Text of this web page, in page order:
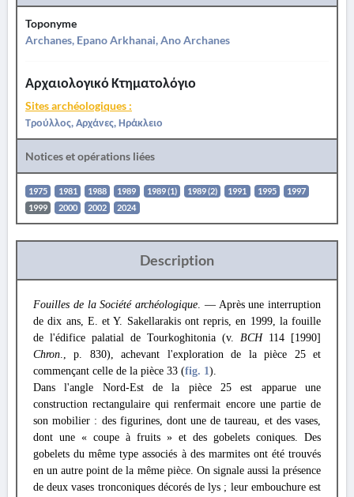
Toponyme
Archanes, Epano Arkhanai, Ano Archanes
Αρχαιολογικό Κτηματολόγιο
Sites archéologiques :
Τρούλλος, Αρχάνες, Ηράκλειο
Notices et opérations liées
1975 1981 1988 1989 1989 (1) 1989 (2) 1991 1995
1997
1999
2000 2002 2024
Description
Fouilles de la Société archéologique. — Après une interruption
de dix ans, E. et Y. Sakellarakis ont repris, en 1999, la fouille
de l'édifice palatial de Tourkoghitonia (v. BCH 114 [1990]
Chron., p. 830), achevant l'exploration de la pièce 25 et
commençant celle de la pièce 33 (fig. 1).
Dans l'angle Nord-Est de la pièce 25 est apparue une
construction rectangulaire qui renfermait encore une partie de
son mobilier : des figurines, dont une de taureau, et des vases,
dont une « coupe à fruits » et des gobelets coniques. Des
gobelets du même type associés à des marmites ont été trouvés
en un autre point de la même pièce. On signale aussi la présence
de deux vases tronconiques décorés de lys ; leur embouchure est